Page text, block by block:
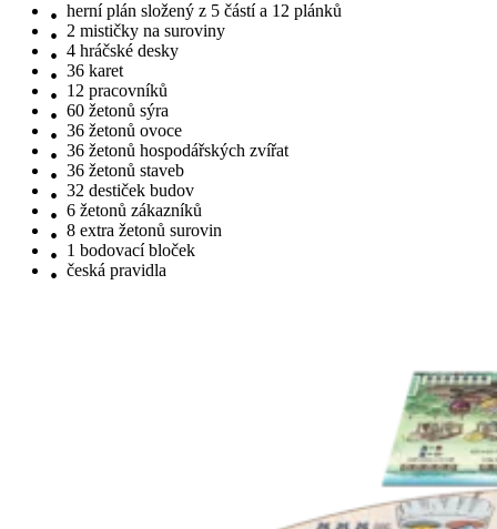
herní plán složený z 5 částí a 12 plánků
2 mističky na suroviny
4 hráčské desky
36 karet
12 pracovníků
60 žetonů sýra
36 žetonů ovoce
36 žetonů hospodářských zvířat
36 žetonů staveb
32 destiček budov
6 žetonů zákazníků
8 extra žetonů surovin
1 bodovací bloček
česká pravidla